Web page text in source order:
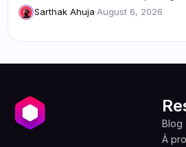
Sarthak Ahuja·August 6, 2026
Blog
À